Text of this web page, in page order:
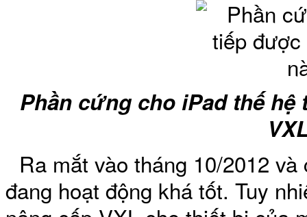
Bao da Samsung
Ốp lưng iPhone
Phần cứng cho iPad thế
Ra mắt vào tháng 10/2012
đang hoạt động khá tốt. Tuy